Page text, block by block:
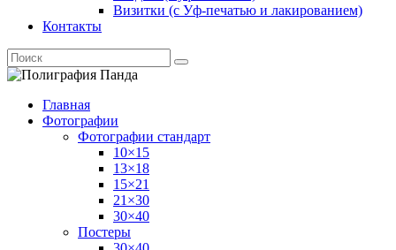
Визитки (с Уф-печатью и лакированием)
Контакты
Главная
Фотографии
Фотографии стандарт
10×15
13×18
15×21
21×30
30×40
Постеры